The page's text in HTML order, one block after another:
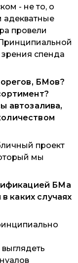
- не то, о
адекватные
провели
зрения спенда
БМов?
автозалива,
проект
мы
БМа
каких случаях